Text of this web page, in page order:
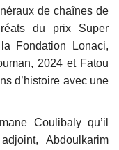
de chaînes de
du prix Super
Fondation Lonaci,
2024 et Fatou
d’histoire avec une
Coulibaly qu’il
Abdoulkarim